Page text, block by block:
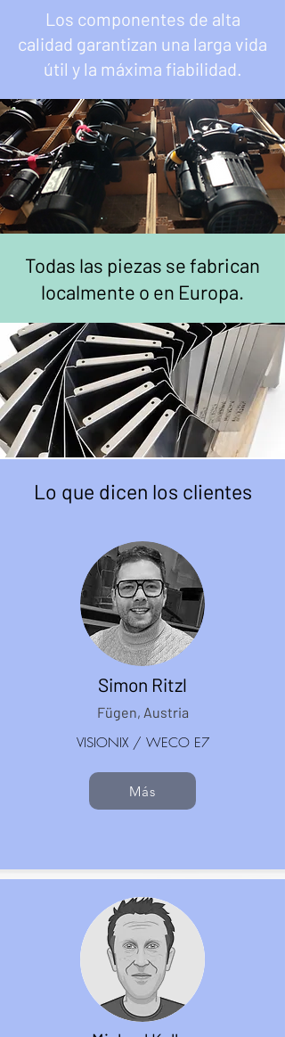
Los componentes de alta
calidad garantizan una larga vida
útil y la máxima fiabilidad.
Todas las piezas se fabrican
localmente o en Europa.
Lo que dicen los clientes
Simon Ritzl
Fügen, Austria
VISIONIX / WECO E7
Más